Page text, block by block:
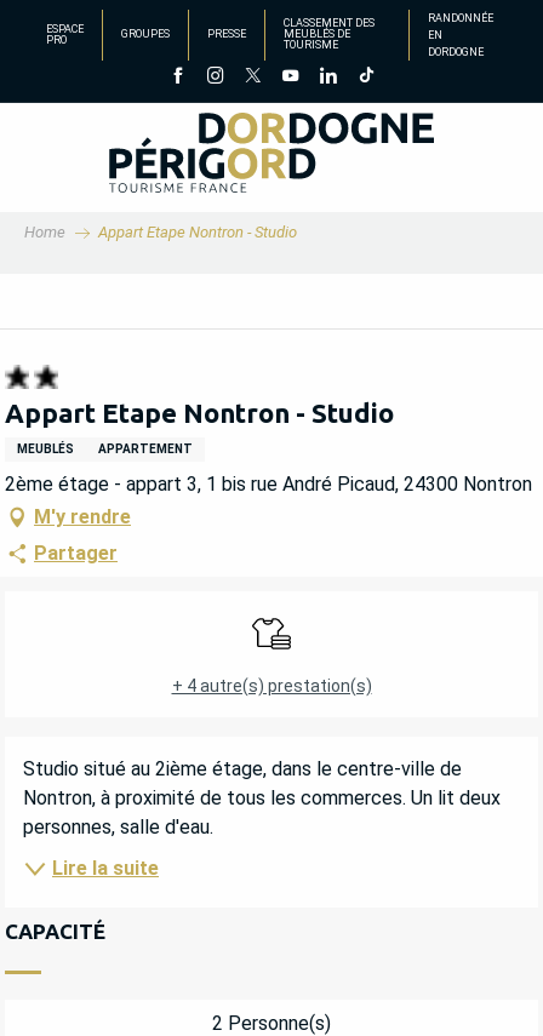
principal
ESPACE
PRO
GROUPES PRESSE
CLASSEMENT DES
MEUBLÉS DE
TOURISME
RANDONNÉE
EN
DORDOGNE
Home Appart Etape Nontron - Studio
Appart Etape Nontron - Studio
MEUBLÉS APPARTEMENT
2ème étage - appart 3, 1 bis rue André Picaud, 24300 Nontron
M'y rendre
Partager
OUVERTURE ET COORDONNÉES
Draps et linge
+ 4 autre(s) prestation(s)
DESCRIPTION
Studio situé au 2ième étage, dans le centre-ville de
Nontron, à proximité de tous les commerces. Un lit deux
personnes, salle d'eau.
Lire la suite
CAPACITÉ
2 Personne(s)